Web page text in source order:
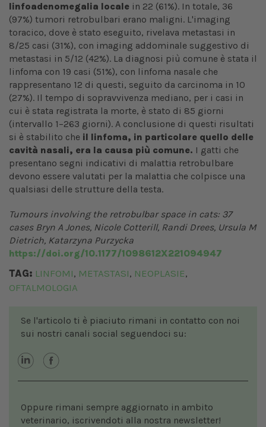
linfoadenomegalia locale in 22 (61%). In totale, 36
(97%) tumori retrobulbari erano maligni. L'imaging
toracico, dove è stato eseguito, rivelava metastasi in
8/25 casi (31%), con imaging addominale suggestivo di
metastasi in 5/12 (42%). La diagnosi più comune è stata il
linfoma con 19 casi (51%), con linfoma nasale che
rappresentano 12 di questi, seguito da carcinoma in 10
(27%). Il tempo di sopravvivenza mediano, per i casi in
cui è stata registrata la morte, è stato di 85 giorni
(intervallo 1–263 giorni). A conclusione di questi risultati
si è stabilito che il linfoma, in particolare quello delle
cavità nasali, era la causa più comune. I gatti che
presentano segni indicativi di malattia retrobulbare
devono essere valutati per la malattia che colpisce una
qualsiasi delle strutture della testa.
Tumours involving the retrobulbar space in cats: 37
cases Bryn A Jones, Nicole Cotterill, Randi Drees, Ursula M
Dietrich, Katarzyna Purzycka
https://doi.org/10.1177/1098612X221094947
TAG: LINFOMI, METASTASI, NEOPLASIE,
OFTALMOLOGIA
Se l'articolo ti è piaciuto rimani in contatto con noi
sui nostri canali social seguendoci su:
Oppure rimani sempre aggiornato in ambito
veterinario, iscrivendoti alla nostra newsletter!